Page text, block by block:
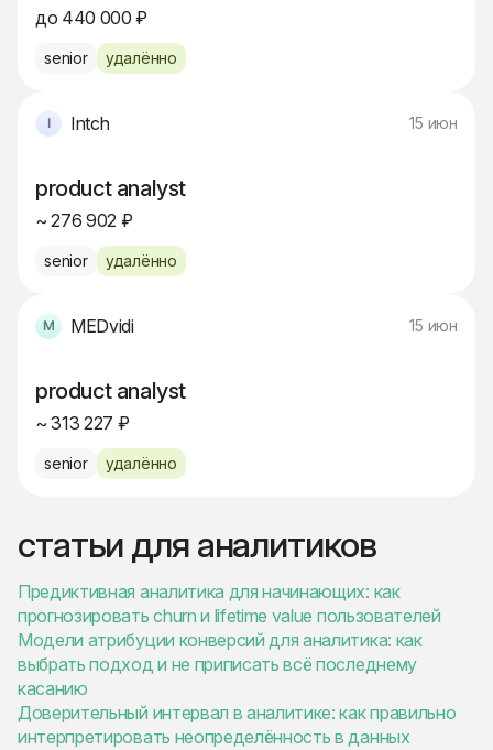
до 440 000 ₽
senior удалённо
Intch 15 июн
product analyst
~ 276 902 ₽
senior удалённо
MEDvidi 15 июн
product analyst
~ 313 227 ₽
senior удалённо
статьи для аналитиков
Предиктивная аналитика для начинающих: как
прогнозировать churn и lifetime value пользователей
Модели атрибуции конверсий для аналитика: как
выбрать подход и не приписать всё последнему
касанию
Доверительный интервал в аналитике: как правильно
интерпретировать неопределённость в данных